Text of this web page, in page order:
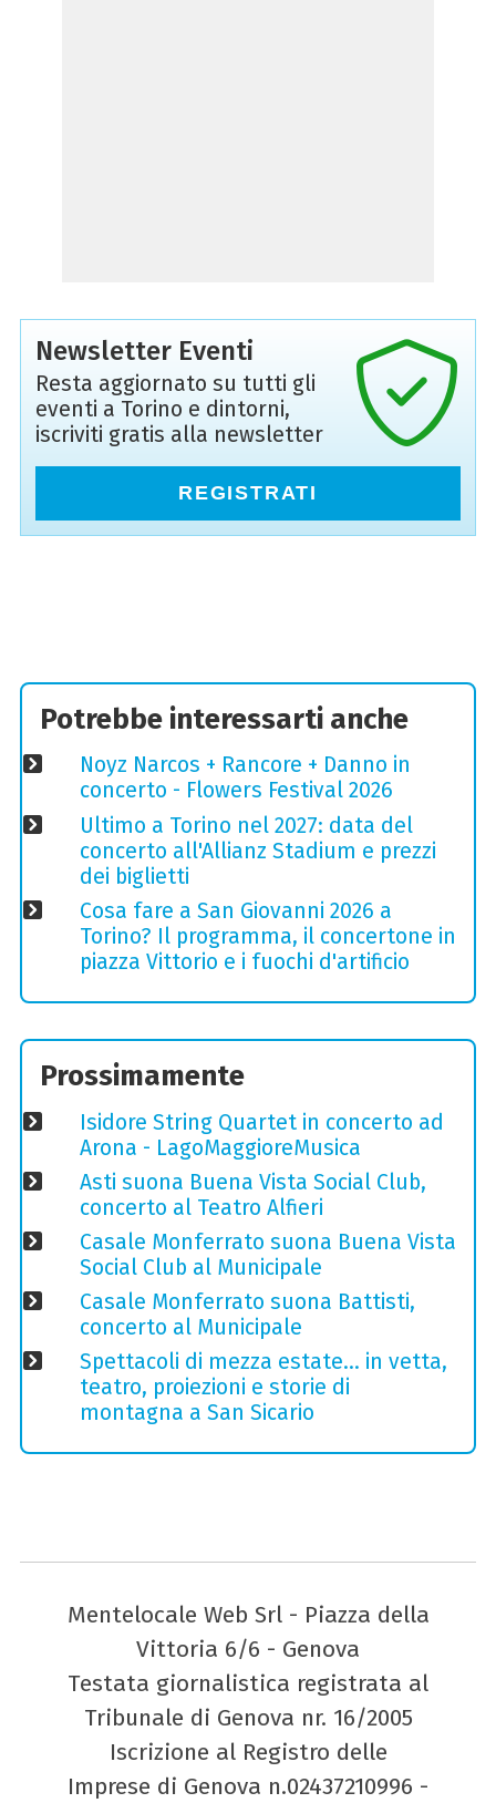
Newsletter Eventi
Resta aggiornato su tutti gli
eventi a Torino e dintorni,
iscriviti gratis alla newsletter
REGISTRATI
Potrebbe interessarti anche
Noyz Narcos + Rancore + Danno in
concerto - Flowers Festival 2026
Ultimo a Torino nel 2027: data del
concerto all'Allianz Stadium e prezzi
dei biglietti
Cosa fare a San Giovanni 2026 a
Torino? Il programma, il concertone in
piazza Vittorio e i fuochi d'artificio
Prossimamente
Isidore String Quartet in concerto ad
Arona - LagoMaggioreMusica
Asti suona Buena Vista Social Club,
concerto al Teatro Alfieri
Casale Monferrato suona Buena Vista
Social Club al Municipale
Casale Monferrato suona Battisti,
concerto al Municipale
Spettacoli di mezza estate… in vetta,
teatro, proiezioni e storie di
montagna a San Sicario
Mentelocale Web Srl - Piazza della
Vittoria 6/6 - Genova
Testata giornalistica registrata al
Tribunale di Genova nr. 16/2005
Iscrizione al Registro delle
Imprese di Genova n.02437210996 -